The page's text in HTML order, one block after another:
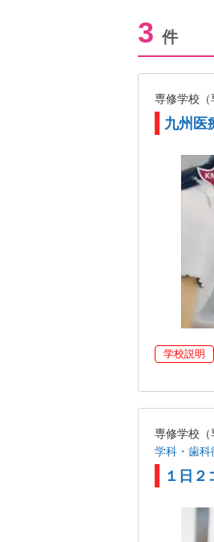
3 件
専修学校（
九州医
学校説明
専修学校（
学科・歯科
１日２